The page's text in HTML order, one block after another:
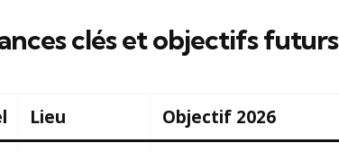
clés et objectifs futurs
Lieu Objectif 2026